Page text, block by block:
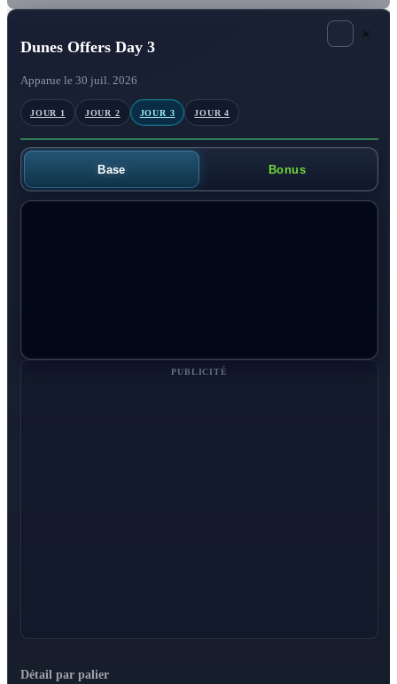
Dunes Offers Day 3
Apparue le 30 juil. 2026
×
JOUR 1 JOUR 2 JOUR 3 JOUR 4
Base Bonus
PUBLICITÉ
Détail par palier